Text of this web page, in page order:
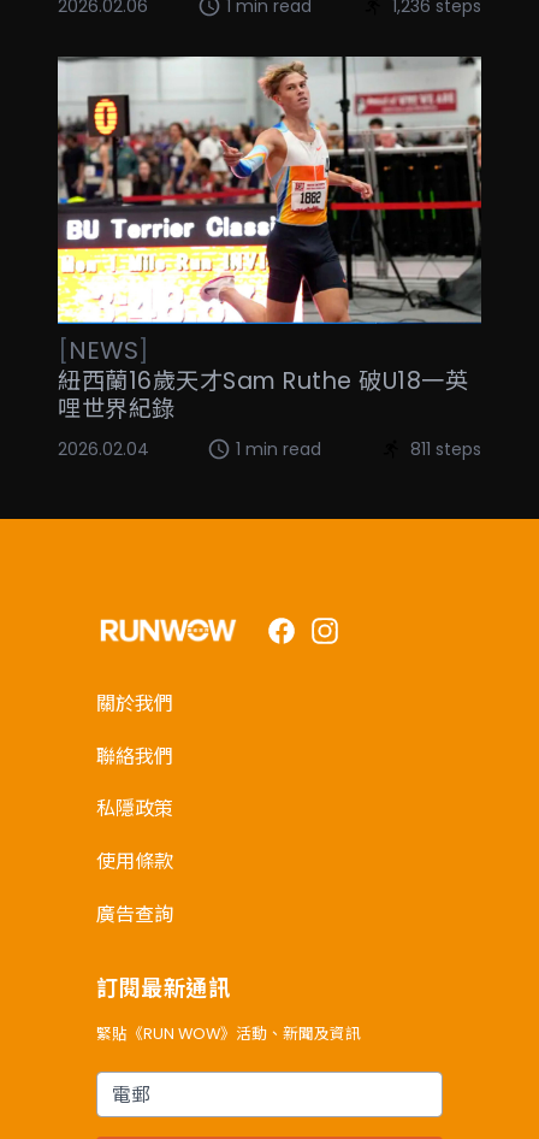
2026.02.06 1 min read 1,236 steps
[NEWS]
紐西蘭16歲天才Sam Ruthe 破U18一英
哩世界紀錄
2026.02.04 1 min read 811 steps
FacebookInstagram
關於我們
聯絡我們
私隱政策
使用條款
廣告查詢
訂閱最新通訊
緊貼《RUN WOW》活動、新聞及資訊
電郵